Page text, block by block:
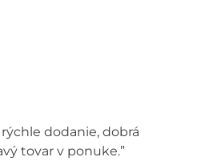
dodanie, dobrá
tovar v ponuke.”